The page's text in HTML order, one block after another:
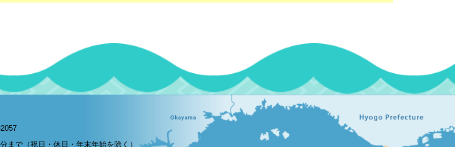
まで（祝日・休日・年末年始を除く）